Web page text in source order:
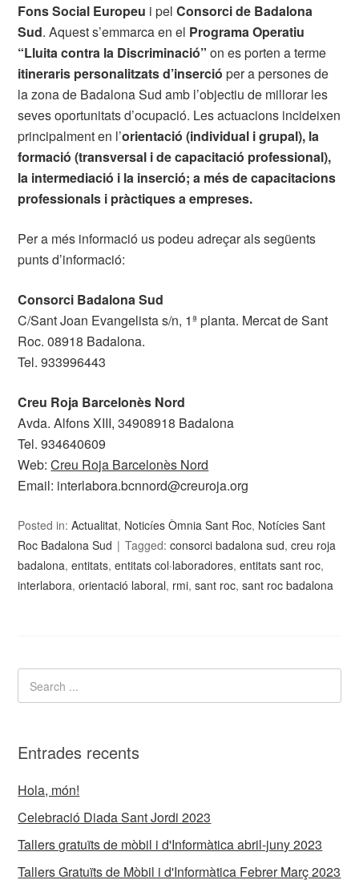
Fons Social Europeu i pelConsorci de Badalona
Sud. Aquest s’emmarca en el Programa Operatiu
“Lluita contra la Discriminació” on es porten a terme
itineraris personalitzats d’inserció per a persones de
la zona de Badalona Sud amb l’objectiu de millorar les
seves oportunitats d’ocupació. Les actuacions incideixen
principalment en l’orientació (individual i grupal), la
formació (transversal i de capacitació professional),
la intermediació i la inserció; a més de capacitacions
professionals i pràctiques a empreses.
Per a més informació us podeu adreçar als següents
punts d’informació:
Consorci Badalona Sud
C/Sant Joan Evangelista s/n, 1ª planta. Mercat de Sant
Roc. 08918 Badalona.
Tel. 933996443
Creu Roja Barcelonès Nord
Avda. Alfons XIII, 34908918 Badalona
Tel. 934640609
Web:Creu Roja Barcelonès Nord
Email: interlabora.bcnnord@creuroja.org
Posted in:Actualitat, Noticíes Òmnia Sant Roc, Notícies Sant
Roc Badalona Sud
Tagged:consorci badalona sud,creu roja
badalona,entitats,entitats col·laboradores,entitats sant roc,
interlabora,orientació laboral, rmi,sant roc,sant roc badalona
Entrades recents
Hola, món!
Celebració Diada Sant Jordi 2023
Tallers gratuïts de mòbil i d'Informàtica abril-juny 2023
Tallers Gratuïts de Mòbil i d'Informàtica Febrer Març 2023